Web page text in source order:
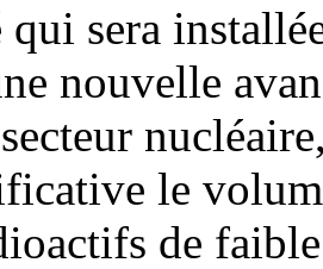
qui sera
nouvelle
le
de